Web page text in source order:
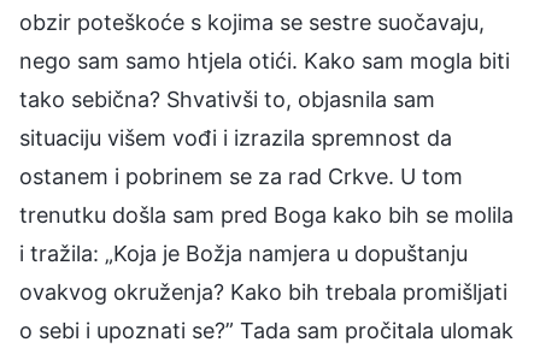
obzir poteškoće s kojima se sestre suočavaju,
nego sam samo htjela otići. Kako sam mogla biti
tako sebična? Shvativši to, objasnila sam
situaciju višem vođi i izrazila spremnost da
ostanem i pobrinem se za rad Crkve. U tom
trenutku došla sam pred Boga kako bih se molila
i tražila: „Koja je Božja namjera u dopuštanju
ovakvog okruženja? Kako bih trebala promišljati
o sebi i upoznati se?” Tada sam pročitala ulomak